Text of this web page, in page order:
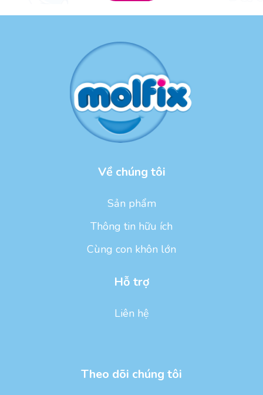
Về chúng tôi
Sản phẩm
Thông tin hữu ích
Cùng con khôn lớn
Hỗ trợ
Liên hệ
Theo dõi chúng tôi